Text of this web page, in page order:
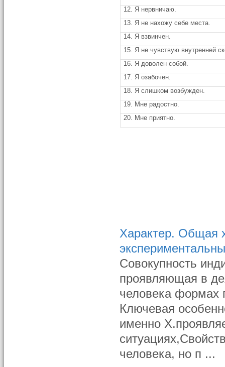
12. Я нервничаю.
13. Я не нахожу себе места.
14. Я взвинчен.
15. Я не чувствую внутренней
16. Я доволен собой.
17. Я озабочен.
18. Я слишком возбужден.
19. Мне радостно.
20. Мне приятно.
Характер. Общая
Совокупность
проявляющая в
человека формах
Ключевая
именно
человека, но п ...